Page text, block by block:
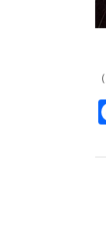
（